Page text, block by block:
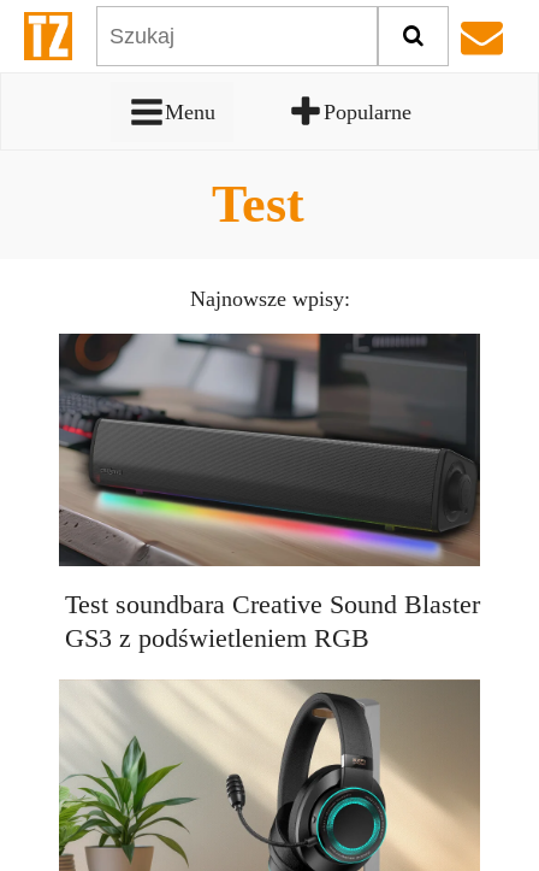
Menu Popularne
Test
Najnowsze wpisy:
Test soundbara Creative Sound Blaster
GS3 z podświetleniem RGB